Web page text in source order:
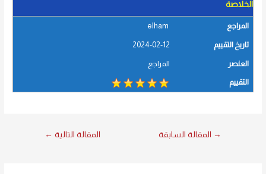
الخلاصة
المراجع elham
تاريخ التقييم 2024-02-12
العنصر المراجع
التقييم
→ المقالة السابقة المقالة التالية ←